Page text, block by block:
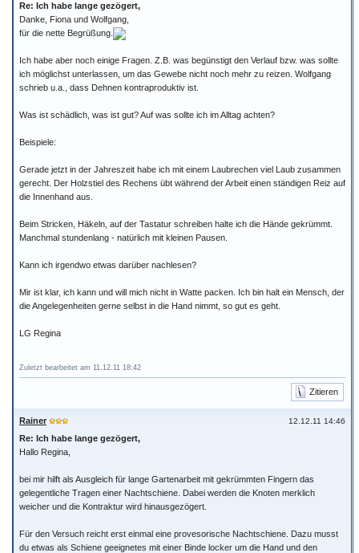
Re: Ich habe lange gezögert,
Danke, Fiona und Wolfgang,
für die nette Begrüßung.
Ich habe aber noch einige Fragen. Z.B. was begünstigt den Verlauf bzw. was sollte
ich möglichst unterlassen, um das Gewebe nicht noch mehr zu reizen. Wolfgang
schrieb u.a., dass Dehnen kontraproduktiv ist.
Was ist schädlich, was ist gut? Auf was sollte ich im Alltag achten?
Beispiele:
Gerade jetzt in der Jahreszeit habe ich mit einem Laubrechen viel Laub zusammen
gerecht. Der Holzstiel des Rechens übt während der Arbeit einen ständigen Reiz auf
die Innenhand aus.
Beim Stricken, Häkeln, auf der Tastatur schreiben halte ich die Hände gekrümmt.
Manchmal stundenlang - natürlich mit kleinen Pausen.
Kann ich irgendwo etwas darüber nachlesen?
Mir ist klar, ich kann und will mich nicht in Watte packen. Ich bin halt ein Mensch, der
die Angelegenheiten gerne selbst in die Hand nimmt, so gut es geht.
LG Regina
Zuletzt bearbeitet am 11.12.11 18:42
Zitieren
12.12.11 14:46
Rainer
Re: Ich habe lange gezögert,
Hallo Regina,
bei mir hilft als Ausgleich für lange Gartenarbeit mit gekrümmten Fingern das
gelegentliche Tragen einer Nachtschiene. Dabei werden die Knoten merklich
weicher und die Kontraktur wird hinausgezögert.
Für den Versuch reicht erst einmal eine provesorische Nachtschiene. Dazu musst
du etwas als Schiene geeignetes mit einer Binde locker um die Hand und den